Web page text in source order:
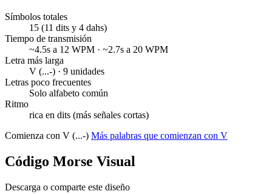
Símbolos totales
15 (11 dits y 4 dahs)
Tiempo de transmisión
~4.5s a 12 WPM · ~2.7s a 20 WPM
Letra más larga
V (...-) · 9 unidades
Letras poco frecuentes
Solo alfabeto común
Ritmo
rica en dits (más señales cortas)
Comienza con V (...-) Más palabras que comienzan con V
Código Morse Visual
Descarga o comparte este diseño